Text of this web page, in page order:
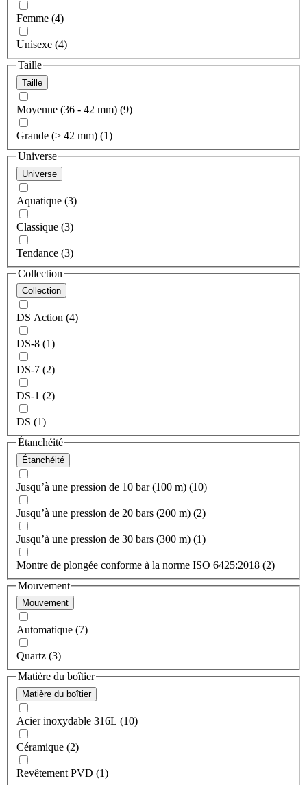
Femme (4)
Unisexe (4)
Taille
Taille
Moyenne (36 - 42 mm) (9)
Grande (> 42 mm) (1)
Universe
Universe
Aquatique (3)
Classique (3)
Tendance (3)
Collection
Collection
DS Action (4)
DS-8 (1)
DS-7 (2)
DS-1 (2)
DS (1)
Étanchéité
Étanchéité
Jusqu’à une pression de 10 bar (100 m) (10)
Jusqu’à une pression de 20 bars (200 m) (2)
Jusqu’à une pression de 30 bars (300 m) (1)
Montre de plongée conforme à la norme ISO 6425:2018 (2)
Mouvement
Mouvement
Automatique (7)
Quartz (3)
Matière du boîtier
Matière du boîtier
Acier inoxydable 316L (10)
Céramique (2)
Revêtement PVD (1)